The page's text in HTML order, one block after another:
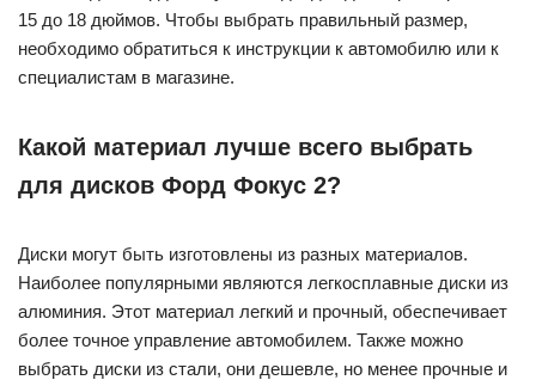
15 до 18 дюймов. Чтобы выбрать правильный размер,
необходимо обратиться к инструкции к автомобилю или к
специалистам в магазине.
Какой материал лучше всего выбрать
для дисков Форд Фокус 2?
Диски могут быть изготовлены из разных материалов.
Наиболее популярными являются легкосплавные диски из
алюминия. Этот материал легкий и прочный, обеспечивает
более точное управление автомобилем. Также можно
выбрать диски из стали, они дешевле, но менее прочные и